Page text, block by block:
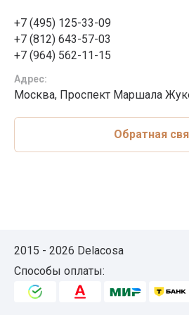
+7 (495) 125-33-09
+7 (812) 643-57-03
+7 (964) 562-11-15
Адрес:
Москва, Проспект Маршала
Обратная
2015 - 2026 Delacosa
Способы оплаты: